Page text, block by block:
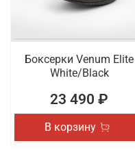
Боксерки Venum Elite
White/Black
23 490 ₽
В корзину